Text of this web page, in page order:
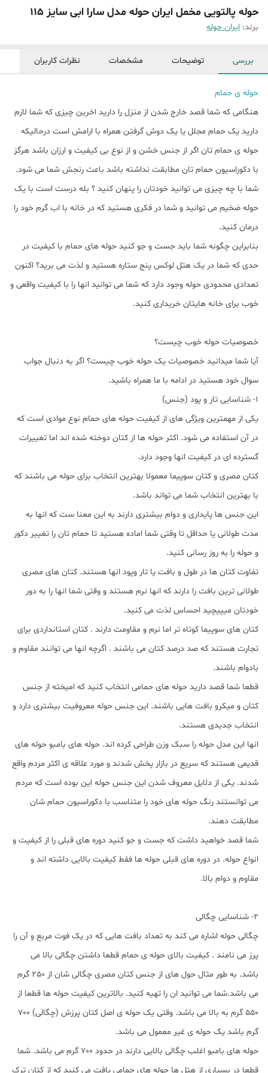
حوله پالتویی مخمل ایران حوله مدل سارا ابی سایز 115
برند: ایران حوله
بررسی توضیحات مشخصات نظرات کاربران
حوله ی حمام
هنگامی که شما قصد خارج شدن از منزل را دارید اخرین چیزی که شما لازم
دارید یک حمام مجلل یا یک دوش گرفتن همراه با ارامش است درحالیکه
حوله ی حمام تان اگر از جنس خشن و از نوع بی کیفیت و ارزان باشد هرگز
با دکوراسیون حمام تان مطابقت نداشته باشد باعث رنجش شما می شود.
شما با چه چیزی می توانید خودتان را پنهان کنید ؟ بله درست است با یک
حوله ضخیم می توانید و شما در فکری هستید که در خانه با اب گرم خود را
درمان کنید.
بنابراین چگونه شما باید جست و جو کنید حوله های حمام با کیفیت در
حدی که شما در یک هتل لوکس پنج ستاره هستید و لذت می برید؟ اکنون
تعدادی محدودی حوله وجود دارد که شما می توانید انها را با کیفیت واقعی و
خوب برای خانه هایتان خریداری کنید.
خصوصیات حوله خوب چیست؟
آیا شما میدانید خصوصیات یک حوله خوب چیست؟ اگر به دنبال جواب
سوال خود هستید در ادامه با ما همراه باشید.
1- شناسایی تار و پود (جنس)
یکی از مهمترین ویژگی های از کیفیت حوله های حمام نوع موادی است که
در آن استفاده می شود. اکثر حوله ها از کتان دوخته شده اند اما تغییرات
گسترده ای در کیفیت انها وجود دارد.
کتان مصری و کتان سوپیما معمولا بهترین انتخاب برای حوله می باشند که
با بهترین انتخاب شما می تواند باشد.
این جنس ها پایداری و دوام بیشتری دارند به این معنا ست که انها به
مدت طولانی یا حداقل تا وقتی شما اماده هستید تا حمام تان را تغییر دکور
و حوله را به روز رسانی کنید.
تفاوت کتان ها در طول و بافت یا تار وپود انها هستند. کتان های مصری
طولانی ترین بافت را دارند که انها نرم هستند و وقتی شما انها را به دور
خودتان میپیچید احساس لذت می کنید.
کتان های سوپیما کوتاه تر اما نرم و مقاومت دارند . کتان استانداردی برای
تجارت هستند که صد درصد کتان می باشند . اگرچه انها می توانند مقاوم و
بادوام باشند.
قطعا شما قصد دارید حوله های حمامی انتخاب کنید که امیخته از جنس
کتان و میکرو بافت هایی باشند. این جنس حوله معروفیت بیشتری دارد و
انتخاب جدیدی هستند.
انها این مدل حوله را سبک وزن طراحی کرده اند. حوله های بامبو حوله های
قدیمی هستند که سریع در بازار پخش شدند و مورد علاقه ی اکثر مردم واقع
شدند. یکی از دلایل معروف شدن این جنس حوله این بوده است که مردم
می توانستند رنگ حوله های خود را متناسب با دکوراسیون حمام شان
مطابقت دهند.
شما قصد خواهید داشت که جست و جو کنید دوره های قبلی را از کیفیت و
انواع حوله. در دوره های قبلی حوله ها فقط کیفیت بالایی داشته اند و
مقاوم و دوام بالا.
2- شناسایی چگالی
چگالی حوله اشاره می کند به تعداد بافت هایی که در یک فوت مربع و آن را
پرز می نامند . کیفیت بالای حوله ی حمام قطعا داشتن چگالی بالا می
باشد. به طور مثال حول های از جنس کتان مصری چگالی شان از 250 گرم
می باشد.شما می توانید ان را تهیه کنید. بالاترین کیفیت حوله ها قطعا از
550 گرم به بالا می باشد. وقتی یک حوله ی اصل کتان پرزش (چگالی) 700
گرم باشد یک حوله ی غیر معمول می باشد.
حوله های بامبو اغلب چگالی بالایی دارند در حدود 700 گرم می باشد. شما
قطعا در بسیاری از هتل ها حوله های حمامی یافت می کنید که از کتان ترک